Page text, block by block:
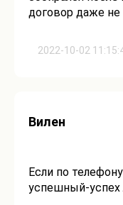
2022-10-02
договор даже не
Вилен
Если по
успешный-успех